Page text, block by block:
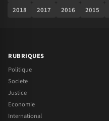
2018
2017 2016 2015
RUBRIQUES
Politique
Societe
Justice
Economie
International